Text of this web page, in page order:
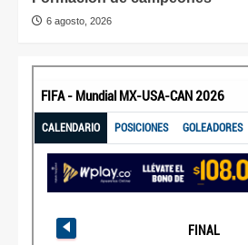
6 agosto, 2026